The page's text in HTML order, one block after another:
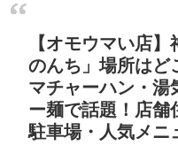
【オモウマい店
のんち」場所はど
マチャーハン・湯
ー麺で話題！店舗
駐車場・人気メニ